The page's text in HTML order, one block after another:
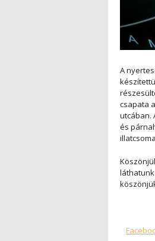
A
csapata
utcában.
és